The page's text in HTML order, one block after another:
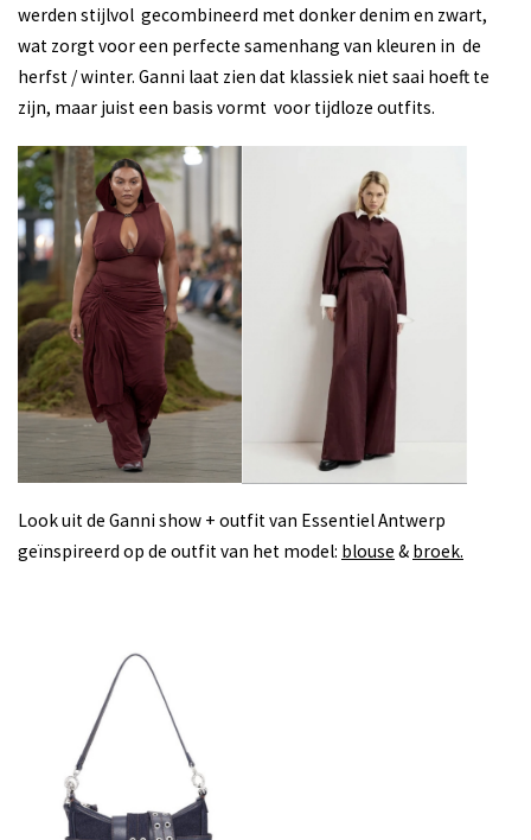
werden stijlvol gecombineerd met donker denim en zwart,
wat zorgt voor een perfecte samenhang van kleuren in de
herfst / winter. Ganni laat zien dat klassiek niet saai hoeft te
zijn, maar juist een basis vormt voor tijdloze outfits.
Look uit de Ganni show + outfit van Essentiel Antwerp
geïnspireerd op de outfit van het model: blouse & broek.